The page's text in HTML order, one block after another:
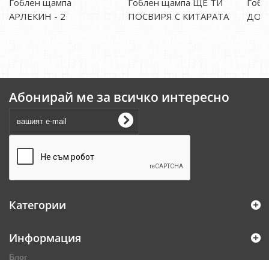
Гоблен щампа
АРЛЕКИН - 2
Гоблен щампа ЩЕ ТИ
ПОСВИРЯ С КИТАРАТА
Абонирай ме за всичко интересно
Категории
Информация
Блог